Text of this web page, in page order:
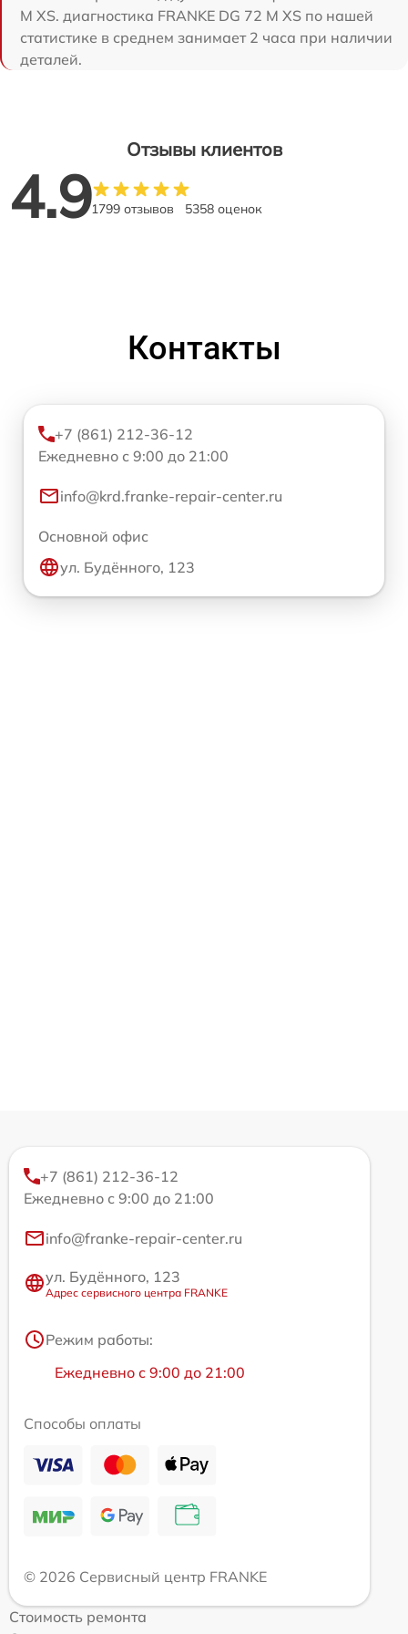
M XS. диагностика FRANKE DG 72 M XS по нашей
статистике в среднем занимает 2 часа при наличии
деталей.
Отзывы клиентов
4.91799 отзывов 5358 оценок
Контакты
+7 (861) 212-36-12
Ежедневно с 9:00 до 21:00
info@krd.franke-repair-center.ru
Основной офис
ул. Будённого, 123
+7 (861) 212-36-12
Ежедневно с 9:00 до 21:00
info@franke-repair-center.ru
ул. Будённого, 123
Адрес сервисного центра FRANKE
Режим работы:
Ежедневно с 9:00 до 21:00
Способы оплаты
© 2026 Сервисный центр FRANKE
Стоимость ремонта